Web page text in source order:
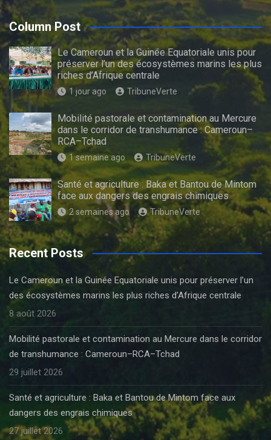
Column Post
Le Cameroun et la Guinée Equatoriale unis pour
préserver l’un des écosystèmes marins les plus
riches d’Afrique centrale
1 jour ago TribuneVerte
Mobilité pastorale et contamination au Mercure
dans le corridor de transhumance : Cameroun–
RCA–Tchad
1 semaine ago TribuneVerte
Santé et agriculture : Baka et Bantou de Mintom
face aux dangers des engrais chimiques
2 semaines ago TribuneVerte
Recent Posts
Le Cameroun et la Guinée Equatoriale unis pour préserver l’un
des écosystèmes marins les plus riches d’Afrique centrale
8 août 2026
Mobilité pastorale et contamination au Mercure dans le corridor
de transhumance : Cameroun–RCA–Tchad
29 juillet 2026
Santé et agriculture : Baka et Bantou de Mintom face aux
dangers des engrais chimiques
27 juillet 2026